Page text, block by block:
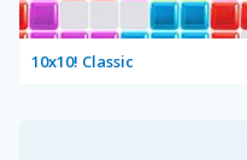
10x10! Classic